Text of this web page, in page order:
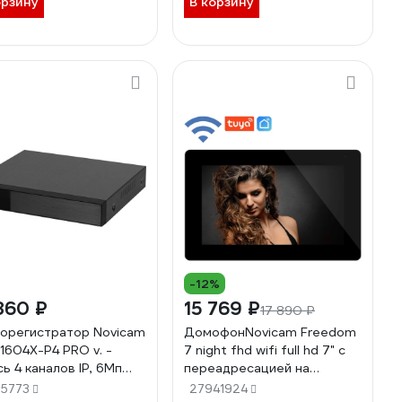
₽
Novicam
P4 PRO v. -
4 каналов IP, 6Мп
1 HDD до 10 Тб,
-12%
15 769 ₽17 890 ₽
ДомофонNovicam Freedom
7 night fhd wifi full hd 7" c
переадресацией на
смартфон v. 4478
27941924